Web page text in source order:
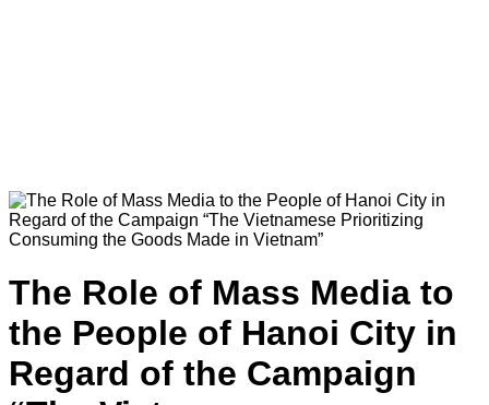
The Role of Mass Media to
the People of Hanoi City in
Regard of the Campaign